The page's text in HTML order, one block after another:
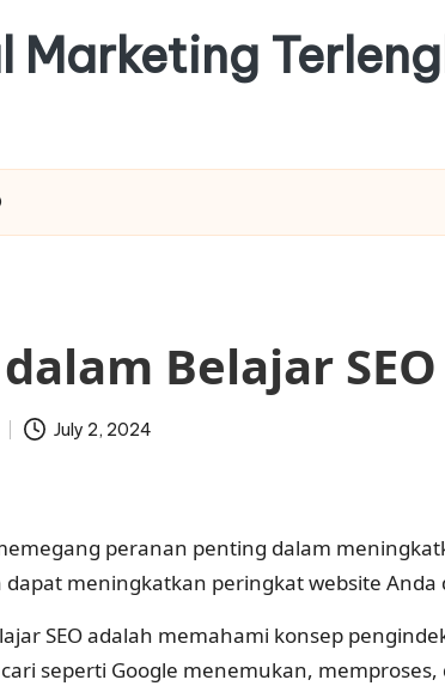
Marketing
Belajar SEO
July 2, 2024
peranan penting dalam
meningkatkan peringkat website
SEO adalah memahami konsep
seperti Google menemukan,